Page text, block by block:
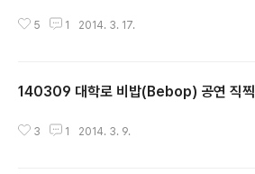
5 1 2014. 3. 17.
140309 대학로 비밥(Bebop) 공연 직찍
3 1 2014. 3. 9.